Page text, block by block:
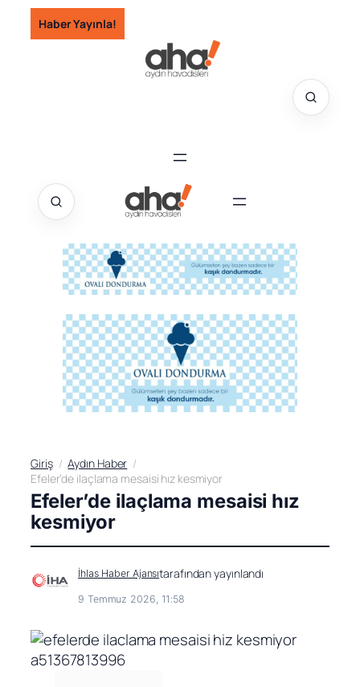
İçeriğe
geç
Haber Yayınla!
Giriş
Aydın Haber
Efeler’de ilaçlama mesaisi hız kesmiyor
Efeler’de ilaçlama mesaisi hız
kesmiyor
İhlas Haber Ajansıtarafından yayınlandı
9 Temmuz 2026, 11:58